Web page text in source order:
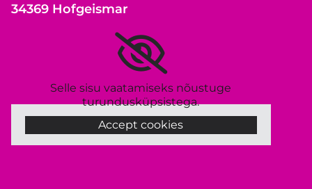
34369 Hofgeismar
Selle sisu vaatamiseks nõustuge
turundusküpsistega.
Accept cookies